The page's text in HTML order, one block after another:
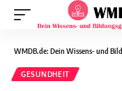
WMDB.de: Dein Wissens- und
GESUNDHEIT